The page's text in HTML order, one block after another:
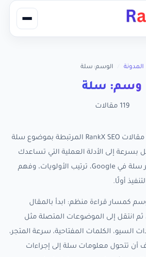
المدونة الوسم: سلة
وسم: سلة
119 مقالات
تجمع هذه الصفحة كل مقالات RankX SEO المرتبطة بموضوع سلة
إلى الأدلة العملية التي تساعدك
على تحسين ظهور متجر سلة في Google، ترتيب الأولويات، وفهم
أولًا.
كمسار قراءة منظم: ابدأ بالمقال
ثم انتقل إلى الموضوعات المتصلة مثل
السيو، الكلمات المفتاحية، سرعة المتجر،
أن تتحول معلومات سلة إلى إجراءات